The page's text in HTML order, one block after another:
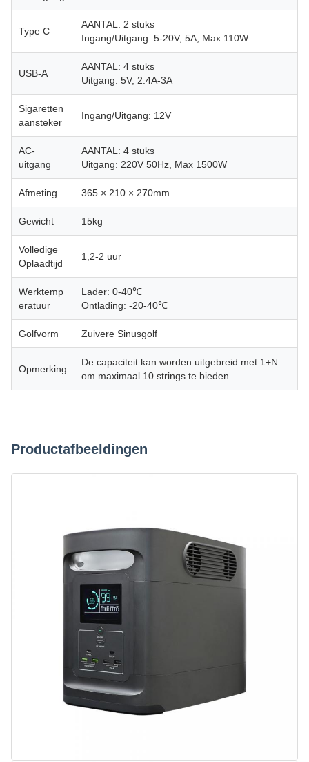
Type C
AANTAL: 2 stuks
Ingang/Uitgang: 5-20V, 5A, Max 110W
USB-A
AANTAL: 4 stuks
Uitgang: 5V, 2.4A-3A
Sigaretten
aansteker
Ingang/Uitgang: 12V
AC-
uitgang
AANTAL: 4 stuks
Uitgang: 220V 50Hz, Max 1500W
Afmeting 365 × 210 × 270mm
Gewicht 15kg
Volledige
Oplaadtijd
1,2-2 uur
Werktemp
eratuur
Lader: 0-40℃
Ontlading: -20-40℃
Golfvorm Zuivere Sinusgolf
Opmerking
De capaciteit kan worden uitgebreid met 1+N
om maximaal 10 strings te bieden
Productafbeeldingen